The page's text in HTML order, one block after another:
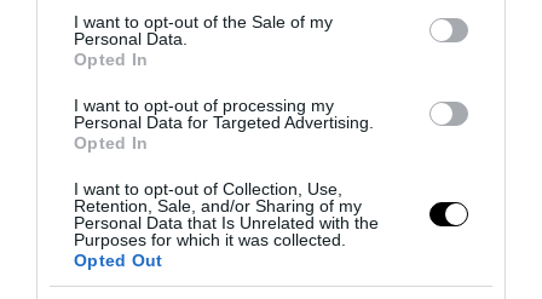
consent section.
I want to opt-out of the Sale of my
Personal Data.
Opted In
I want to opt-out of processing my
Personal Data for Targeted Advertising.
Opted In
I want to opt-out of Collection, Use,
Retention, Sale, and/or Sharing of my
Personal Data that Is Unrelated with the
Purposes for which it was collected.
Opted Out
Addio a Francesco Guccini: stronzo, poeta e buffone di
7 Agosto 2026